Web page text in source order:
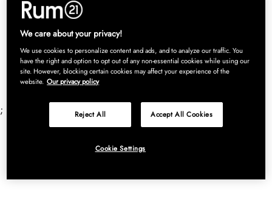
produkten du letade efter slutsåld.
Klicka dig vidare till startsidan här!
;
We care about your privacy!
We use cookies to personalize content and ads, and to analyze our traffic. You
have the right and option to opt out of any non-essential cookies while using our
site. However, blocking certain cookies may affect your experience of the
website. Our privacy policy
Reject All Accept All Cookies
Cookie Settings